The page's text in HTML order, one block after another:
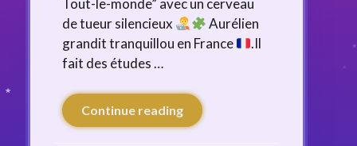
Tout-le-monde” avec un cerveau
de tueur silencieux
Aurélien
grandit tranquillou en France
.Il
fait des études …
Continue reading